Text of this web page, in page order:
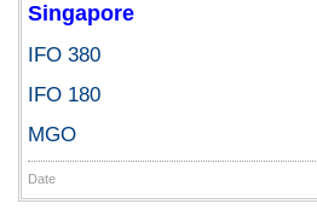
Singapore
IFO 380
IFO 180
MGO
Date